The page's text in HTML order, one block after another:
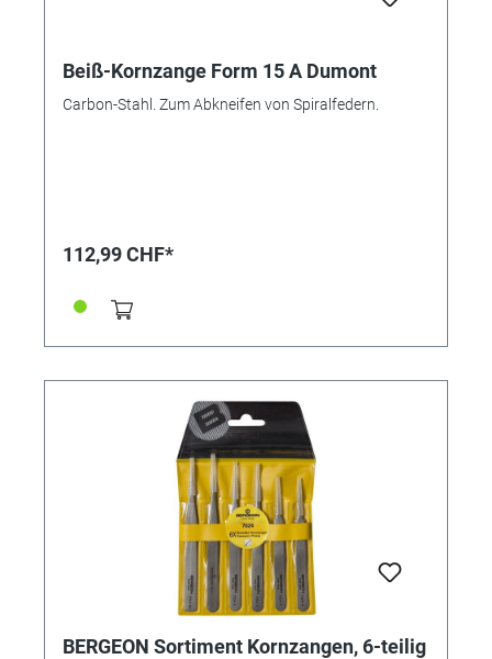
Beiß-Kornzange Form 15 A Dumont
Carbon-Stahl. Zum Abkneifen von Spiralfedern.
112,99 CHF*
BERGEON Sortiment Kornzangen, 6-teilig